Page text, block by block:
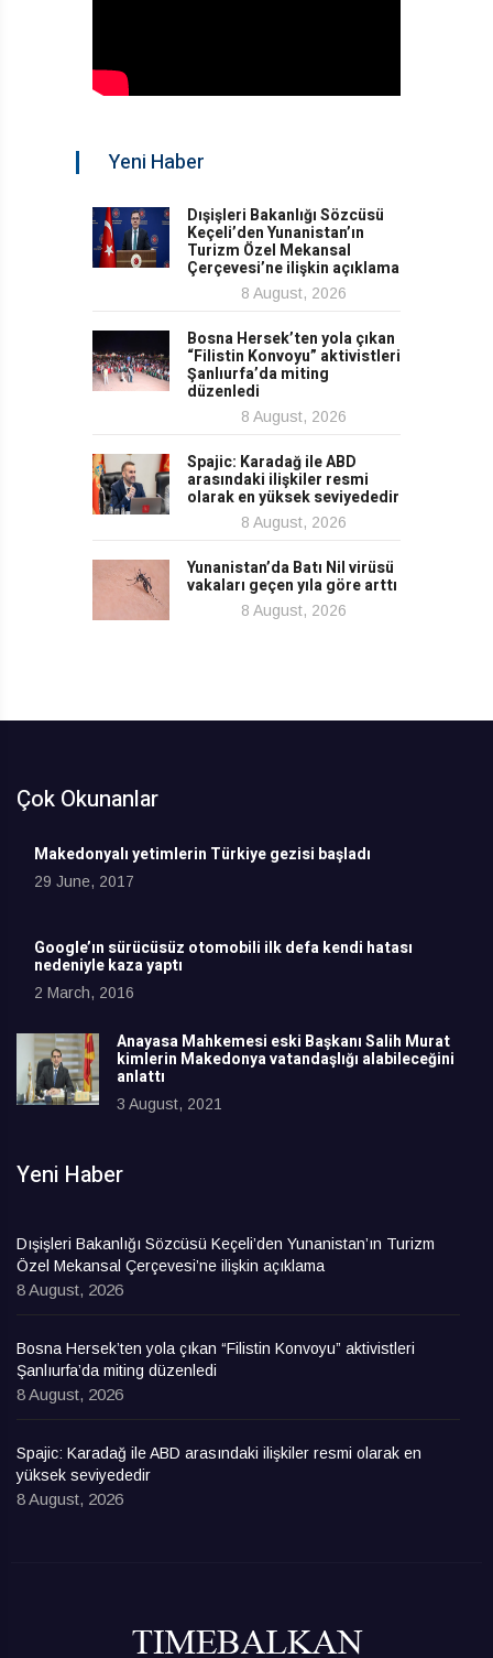
Yeni Haber
Dışişleri Bakanlığı Sözcüsü
Keçeli’den Yunanistan’ın
Turizm Özel Mekansal
Çerçevesi’ne ilişkin açıklama
8 August, 2026
Bosna Hersek’ten yola çıkan
“Filistin Konvoyu” aktivistleri
Şanlıurfa’da miting
düzenledi
8 August, 2026
Spajic: Karadağ ile ABD
arasındaki ilişkiler resmi
olarak en yüksek seviyededir
8 August, 2026
Yunanistan’da Batı Nil virüsü
vakaları geçen yıla göre arttı
8 August, 2026
Çok Okunanlar
Makedonyalı yetimlerin Türkiye gezisi başladı
29 June, 2017
Google’ın sürücüsüz otomobili ilk defa kendi hatası
nedeniyle kaza yaptı
2 March, 2016
Anayasa Mahkemesi eski Başkanı Salih Murat
kimlerin Makedonya vatandaşlığı alabileceğini
anlattı
3 August, 2021
Yeni Haber
Dışişleri Bakanlığı Sözcüsü Keçeli’den Yunanistan’ın Turizm
Özel Mekansal Çerçevesi’ne ilişkin açıklama
8 August, 2026
Bosna Hersek’ten yola çıkan “Filistin Konvoyu” aktivistleri
Şanlıurfa’da miting düzenledi
8 August, 2026
Spajic: Karadağ ile ABD arasındaki ilişkiler resmi olarak en
yüksek seviyededir
8 August, 2026